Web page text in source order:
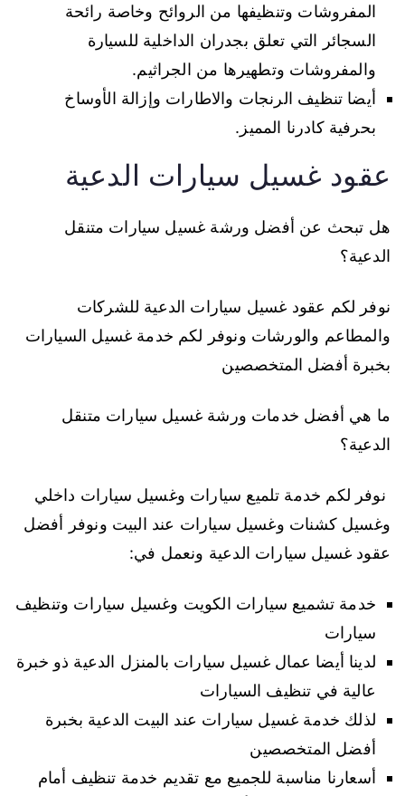
المفروشات وتنظيفها من الروائح وخاصة رائحة
السجائر التي تعلق بجدران الداخلية للسيارة
والمفروشات وتطهيرها من الجراثيم.
أيضا تنظيف الرنجات والاطارات وإزالة الأوساخ
بحرفية كادرنا المميز.
عقود غسيل سيارات الدعية
هل تبحث عن أفضل ورشة غسيل سيارات متنقل
الدعية؟
نوفر لكم عقود غسيل سيارات الدعية للشركات
والمطاعم والورشات ونوفر لكم خدمة غسيل السيارات
بخبرة أفضل المتخصصين
ما هي أفضل خدمات ورشة غسيل سيارات متنقل
الدعية؟
نوفر لكم خدمة تلميع سيارات وغسيل سيارات داخلي
وغسيل كشنات وغسيل سيارات عند البيت ونوفر أفضل
عقود غسيل سيارات الدعية ونعمل في:
خدمة تشميع سيارات الكويت وغسيل سيارات وتنظيف
سيارات
لدينا أيضا عمال غسيل سيارات بالمنزل الدعية ذو خبرة
عالية في تنظيف السيارات
لذلك خدمة غسيل سيارات عند البيت الدعية بخبرة
أفضل المتخصصين
أسعارنا مناسبة للجميع مع تقديم خدمة تنظيف أمام